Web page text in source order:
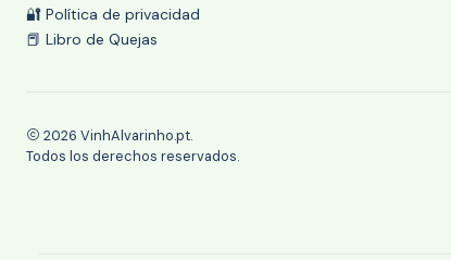
🔐 Política de privacidad
📕 Libro de Quejas
2026 VinhAlvarinho.pt.
Todos los derechos reservados.